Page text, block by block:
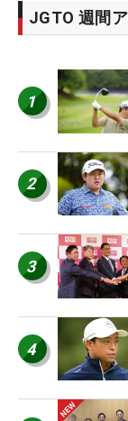
JGTO 週間
1
2
3
4